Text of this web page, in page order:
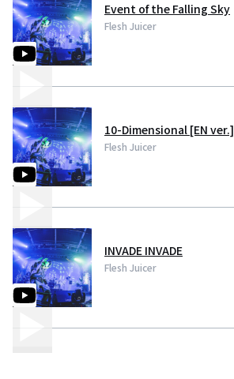
Event of the Falling Sky
Flesh Juicer
10-Dimensional [EN ver.]
Flesh Juicer
INVADE INVADE
Flesh Juicer